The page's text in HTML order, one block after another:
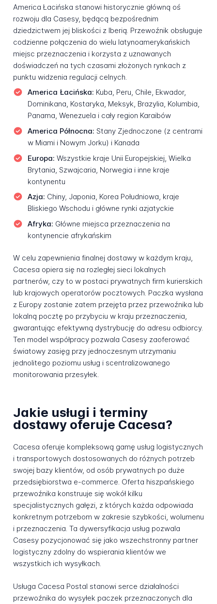
America Łacińska stanowi historycznie główną oś
rozwoju dla Casesy, będącą bezpośrednim
dziedzictwem jej bliskości z Iberią. Przewoźnik obsługuje
codzienne połączenia do wielu latynoamerykańskich
miejsc przeznaczenia i korzysta z uznawanych
doświadczeń na tych czasami złożonych rynkach z
punktu widzenia regulacji celnych.
America Łacińska: Kuba, Peru, Chile, Ekwador,
Dominikana, Kostaryka, Meksyk, Brazylia, Kolumbia,
Panama, Wenezuela i cały region Karaibów
America Północna: Stany Zjednoczone (z centrami
w Miami i Nowym Jorku) i Kanada
Europa: Wszystkie kraje Unii Europejskiej, Wielka
Brytania, Szwajcaria, Norwegia i inne kraje
kontynentu
Azja: Chiny, Japonia, Korea Południowa, kraje
Bliskiego Wschodu i główne rynki azjatyckie
Afryka: Główne miejsca przeznaczenia na
kontynencie afrykańskim
W celu zapewnienia finalnej dostawy w każdym kraju,
Cacesa opiera się na rozległej sieci lokalnych
partnerów, czy to w postaci prywatnych firm kurierskich
lub krajowych operatorów pocztowych. Paczka wysłana
z Europy zostanie zatem przejęta przez przewoźnika lub
lokalną pocztę po przybyciu w kraju przeznaczenia,
gwarantując efektywną dystrybucję do adresu odbiorcy.
Ten model współpracy pozwala Casesy zaoferować
światowy zasięg przy jednoczesnym utrzymaniu
jednolitego poziomu usług i scentralizowanego
monitorowania przesyłek.
Jakie usługi i terminy
dostawy oferuje Cacesa?
Cacesa oferuje kompleksową gamę usług logistycznych
i transportowych dostosowanych do różnych potrzeb
swojej bazy klientów, od osób prywatnych po duże
przedsiębiorstwa e-commerce. Oferta hiszpańskiego
przewoźnika konstruuje się wokół kilku
specjalistycznych gałęzi, z których każda odpowiada
konkretnym potrzebom w zakresie szybkości, wolumenu
i przeznaczenia. Ta dywersyfikacja usług pozwala
Casesy pozycjonować się jako wszechstronny partner
logistyczny zdolny do wspierania klientów we
wszystkich ich wysyłkach.
Usługa Cacesa Postal stanowi serce działalności
przewoźnika do wysyłek paczek przeznaczonych dla